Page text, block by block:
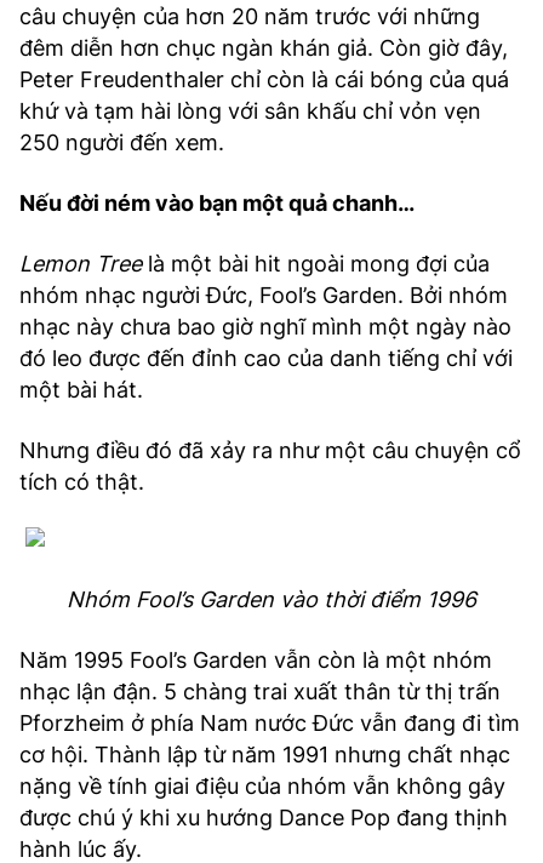
câu chuyện của hơn 20 năm trước với những
đêm diễn hơn chục ngàn khán giả. Còn giờ đây,
Peter Freudenthaler chỉ còn là cái bóng của quá
khứ và tạm hài lòng với sân khấu chỉ vỏn vẹn
250 người đến xem.
Nếu đời ném vào bạn một quả chanh…
Lemon Treelà một bài hit ngoài mong đợi của
nhóm nhạc người Đức, Fool’s Garden. Bởi nhóm
nhạc này chưa bao giờ nghĩ mình một ngày nào
đó leo được đến đỉnh cao của danh tiếng chỉ với
một bài hát.
Nhưng điều đó đã xảy ra như một câu chuyện cổ
tích có thật.
Nhóm Fool’s Garden vào thời điểm 1996
Năm 1995 Fool’s Garden vẫn còn là một nhóm
nhạc lận đận. 5 chàng trai xuất thân từ thị trấn
Pforzheim ở phía Nam nước Đức vẫn đang đi tìm
cơ hội. Thành lập từ năm 1991 nhưng chất nhạc
nặng về tính giai điệu của nhóm vẫn không gây
được chú ý khi xu hướng Dance Pop đang thịnh
hành lúc ấy.